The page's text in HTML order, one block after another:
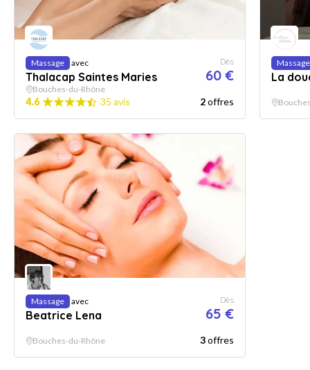
Massage avec
Thalacap Saintes Maries
Dès
60 €
Bouches-du-Rhône
4.6 35 avis 2offres
Massage
La
Massage avec
Beatrice Lena
Dès
65 €
Bouches-du-Rhône 3offres